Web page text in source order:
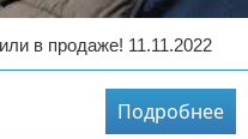
в продаже! 11.11.2022
Подробнее